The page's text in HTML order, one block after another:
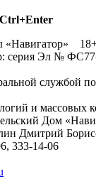
Ctrl+Enter
«Навигатор»
серия Эл №
службой
и массовых
Дом
Дмитрий
333-14-06